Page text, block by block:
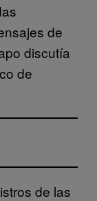
de
discutía
de
de las